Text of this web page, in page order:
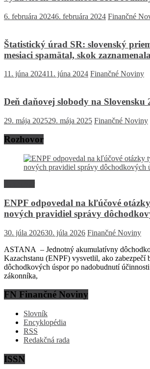
6. februára 20246. februára 2024 Finančné
Štatistický úrad SR: slovenský
mesiaci spamätal, skok
11. júna 202411. júna 2024 Finančné Noviny
Deň daňovej slobody na Slovensku
29. mája 202529. mája 2025 Finančné Noviny
Rozhovor
ENPF odpovedal na kľúčové
nových pravidiel správy
30. júla 202630. júla 2026 Finančné Noviny
ASTANA – Jednotný akumulatívny
Kazachstanu (ENPF) vysvetlil, ako zabezpečí
dôchodkových úspor po nadobudnutí
zákonníka,
FN Finančné Noviny
Slovník
Encyklopédia
RSS
Redakčná rada
ISSN